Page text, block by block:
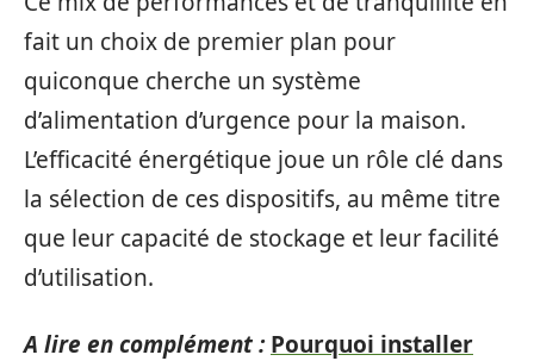
fait un choix de premier plan pour
quiconque cherche un système
d’alimentation d’urgence pour la maison.
L’efficacité énergétique joue un rôle clé dans
la sélection de ces dispositifs, au même titre
que leur capacité de stockage et leur facilité
d’utilisation.
A lire en complément : Pourquoi installer